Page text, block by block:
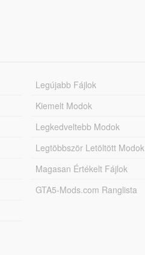
Legújabb Fájlok
Kiemelt Modok
Legkedveltebb Modok
Legtöbbször Letöltött Modok
Magasan Értékelt Fájlok
GTA5-Mods.com Ranglista